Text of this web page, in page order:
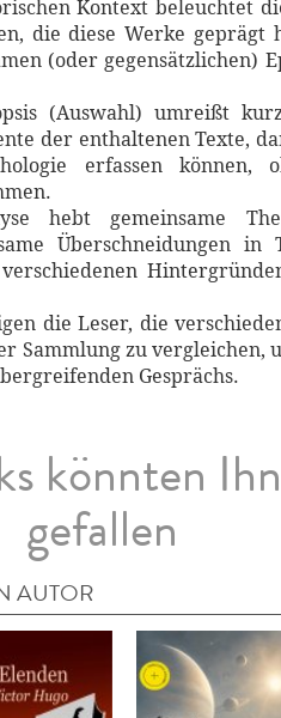
Kontext beleuchtet
die diese Werke geprägt
(oder gegensätzlichen)
(Auswahl) umreißt
der enthaltenen Texte,
erfassen können,
hebt gemeinsame
Überschneidungen in
die Leser, die
Sammlung zu vergleichen,
Gesprächs.
könnten
gefallen
AUTOR